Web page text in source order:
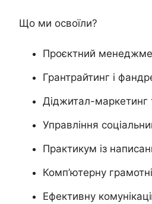
Що ми освоїли?
Проєктний
Грантрайтинг і
Діджитал-маркетинг
Управління
Практикум із
Комп’ютерну
Ефективну